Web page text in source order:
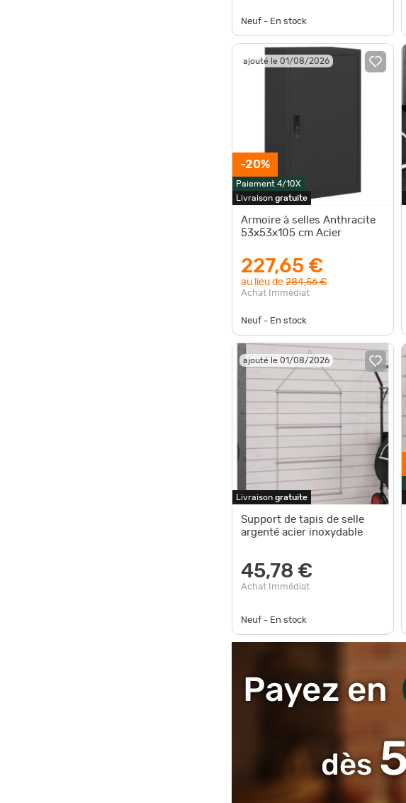
Neuf - En stock
ajouté le 01/08/2026
-20%
Paiement 4/10X
Livraison gratuite
Armoire à selles Anthracite
53x53x105 cm Acier
227,65 €
au lieu de 284,56 €
Achat Immédiat
Neuf - En stock
ajouté le 01/08/2026
Livraison gratuite
Support de tapis de selle
argenté acier inoxydable
45,78 €
Achat Immédiat
Neuf - En stock